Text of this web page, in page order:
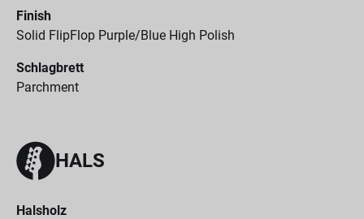
Finish
Solid FlipFlop Purple/Blue High Polish
Schlagbrett
Parchment
HALS
Halsholz